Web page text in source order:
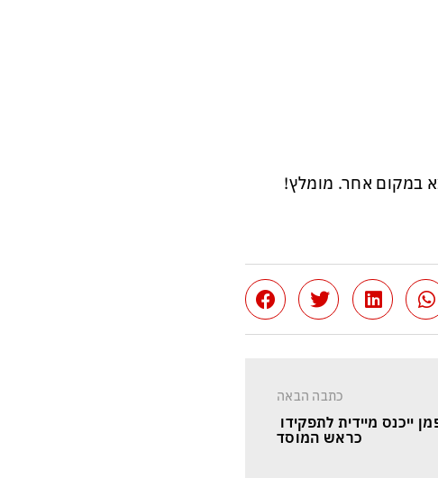
במקום אחר. מומלץ!
כתבה הבאה
ייכנס מיידית לתפקידו
כראש המוסד